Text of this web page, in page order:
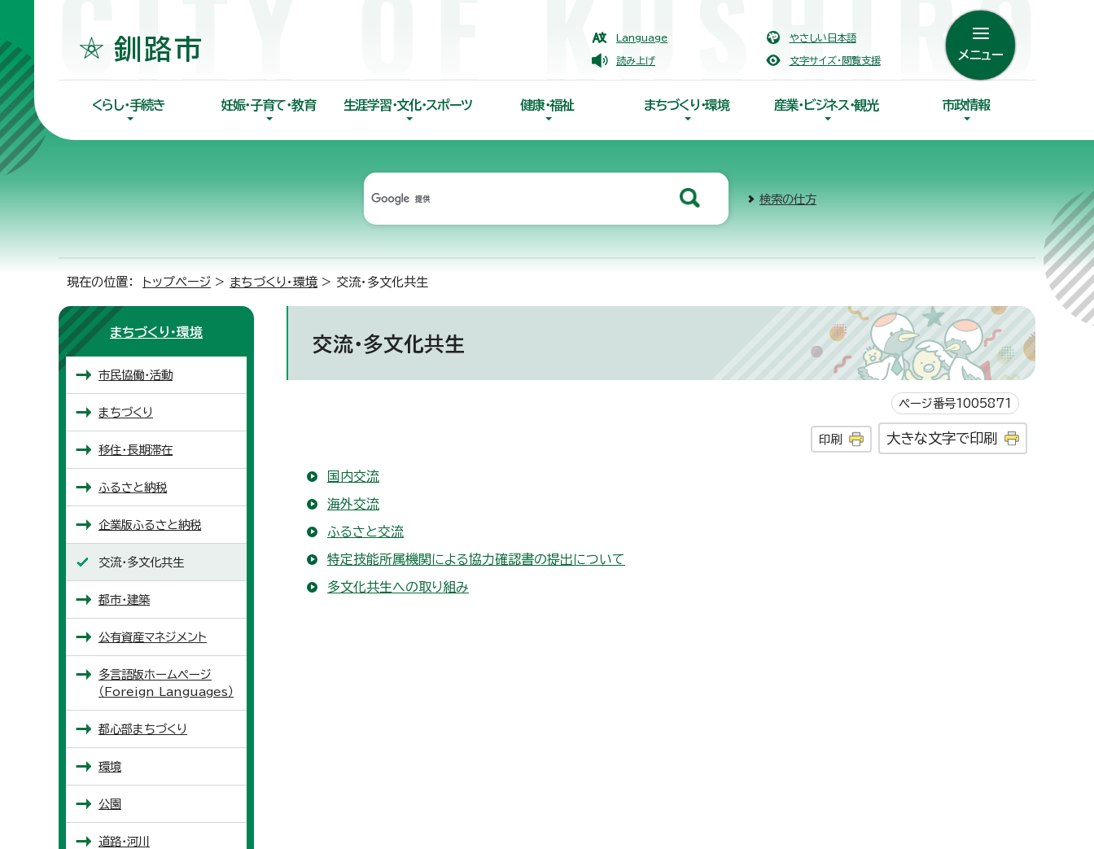
Language やさしい日本語
読み上げ 文字サイズ・閲覧支援 メニュー
くらし・手続き 妊娠・子育て・教育 生涯学習・文化・スポーツ 健康・福祉 まちづくり・環境 産業・ビジネス・観光 市政情報
検索の仕方
現在の位置： トップページ > まちづくり・環境 > 交流・多文化共生
交流・多文化共生
ページ番号1005871
印刷 大きな文字で印刷
国内交流
海外交流
ふるさと交流
特定技能所属機関による協力確認書の提出について
多文化共生への取り組み
まちづくり・環境
市民協働・活動
まちづくり
移住・長期滞在
ふるさと納税
企業版ふるさと納税
交流・多文化共生
都市・建築
公有資産マネジメント
多言語版ホームページ
（ Foreign Languages ）
都心部まちづくり
環境
公園
道路・河川